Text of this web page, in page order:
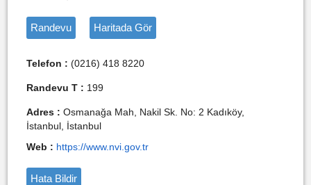
Randevu Haritada Gör
Telefon : (0216) 418 8220
Randevu T : 199
Adres : Osmanağa Mah, Nakil Sk. No: 2 Kadıköy,
İstanbul, İstanbul
Web : https://www.nvi.gov.tr
Hata Bildir